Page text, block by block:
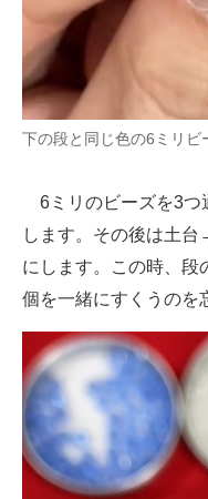
下の段と同じ色の6ミリビ
6ミリのビーズを3つ
します。その後は土
にします。この時、段
個を一緒にすくうのを